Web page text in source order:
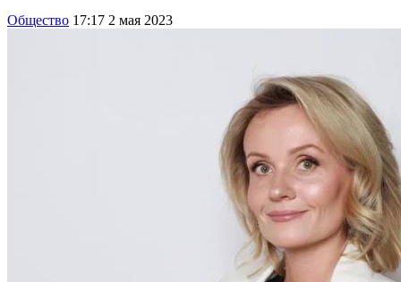
Общество 17:17 2 мая 2023